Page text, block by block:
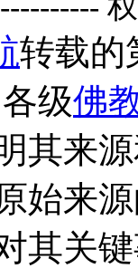
转载的
级佛
其来
始来
其关